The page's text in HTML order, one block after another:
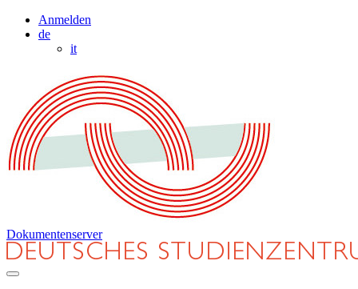
Anmelden
de
it
Dokumentenserver